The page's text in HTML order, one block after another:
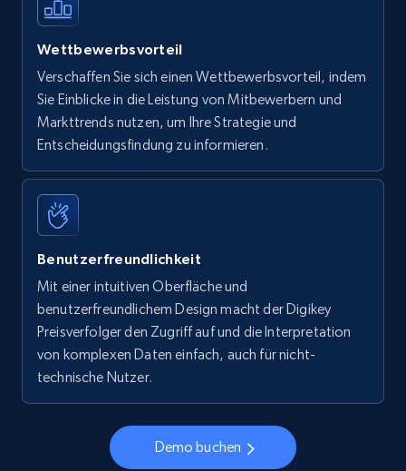
Wettbewerbsvorteil
Verschaffen Sie sich einen Wettbewerbsvorteil, indem
Sie Einblicke in die Leistung von Mitbewerbern und
Markttrends nutzen, um Ihre Strategie und
Entscheidungsfindung zu informieren.
Benutzerfreundlichkeit
Mit einer intuitiven Oberfläche und
benutzerfreundlichem Design macht der Digikey
Preisverfolger den Zugriff auf und die Interpretation
von komplexen Daten einfach, auch für nicht-
technische Nutzer.
Demo buchen